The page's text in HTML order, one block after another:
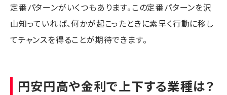
定番パターンがいくつもあります。この定番パターンを沢
山知っていれば、何かが起こったときに素早く行動に移し
てチャンスを得ることが期待できます。
円安円高や金利で上下する業種は？